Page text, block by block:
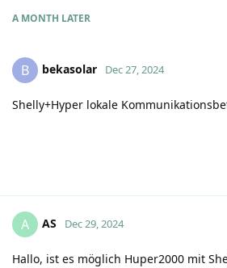
A MONTH LATER
B bekasolar Dec 27, 2024
Shelly+Hyper lokale
A AS Dec 29, 2024
Hallo, ist es möglich Huper2000 mit